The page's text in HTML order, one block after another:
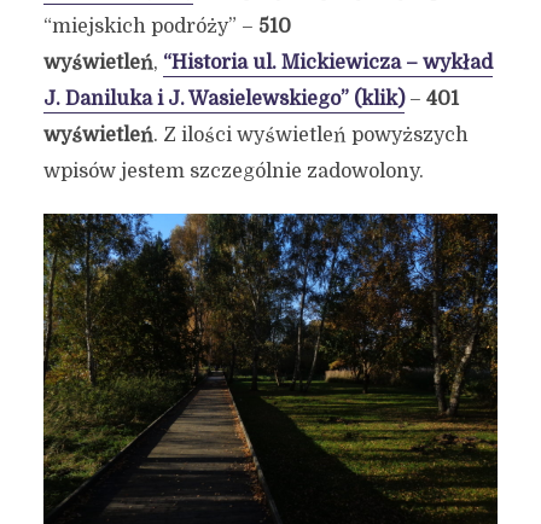
“miejskich podróży” – 510
wyświetleń, “Historia ul. Mickiewicza – wykład
J. Daniluka i J. Wasielewskiego” (klik)– 401
wyświetleń. Z ilości wyświetleń powyższych
wpisów jestem szczególnie zadowolony.